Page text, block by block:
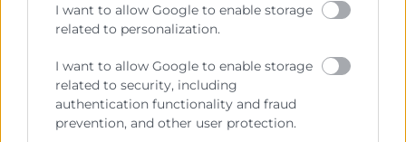
I want to allow Google to enable storage
related to personalization.
I want to allow Google to enable storage
related to security, including
authentication functionality and fraud
prevention, and other user protection.
Forma parte de una Comunidad activa donde
compartir experiencias, conocimiento y generar
relaciones de valor.